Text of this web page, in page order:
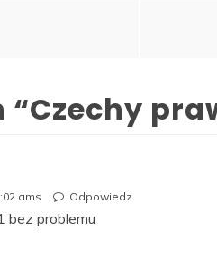
“Czechy
ams Odpowiedz
bez problemu